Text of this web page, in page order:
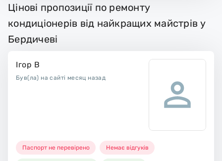
Цінові пропозиції по ремонту
кондиціонерів від найкращих майстрів у
Бердичеві
Ігор В
Був(ла) на сайті месяц назад
Паспорт не перевірено Немає відгуків